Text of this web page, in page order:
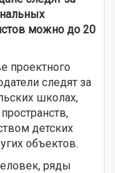
можно до 20
проектного
следят за
школах,
детских
объектов.
ряды